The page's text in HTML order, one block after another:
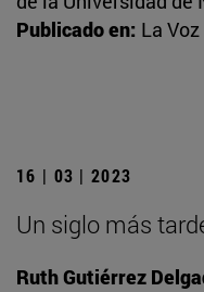
Publicado en: La
16 | 03 | 2023
Un siglo más
Ruth Gutiérrez